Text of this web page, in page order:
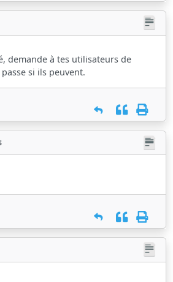
demande à tes utilisateurs de
si ils peuvent.